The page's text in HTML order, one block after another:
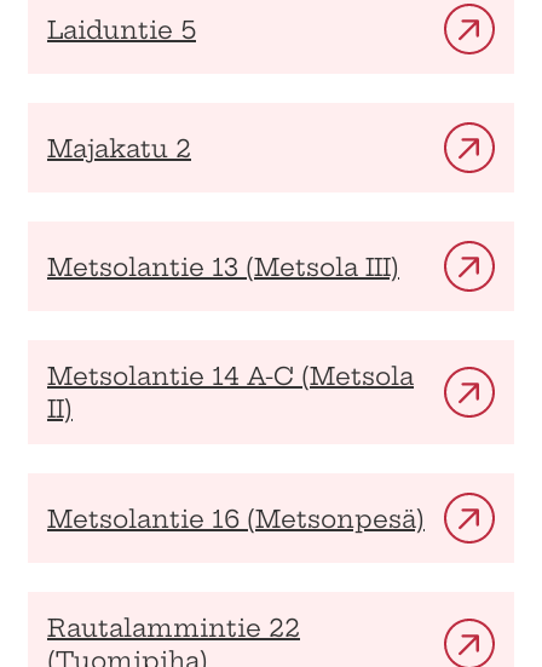
Laiduntie 5
Majakatu 2
Metsolantie 13 (Metsola III)
Metsolantie 14 A-C (Metsola
II)
Metsolantie 16 (Metsonpesä)
Rautalammintie 22
(Tuomipiha)